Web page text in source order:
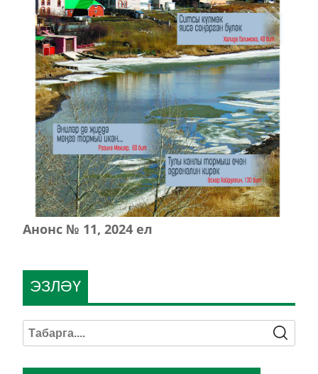
Анонс № 11, 2024 ел
ЭЗЛӘҮ